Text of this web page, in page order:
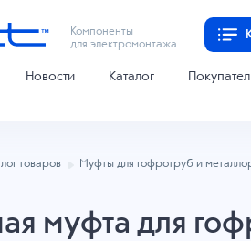
Компоненты
для электромонтажа
Новости Каталог
товаров Муфты для гофротруб и
муфта для